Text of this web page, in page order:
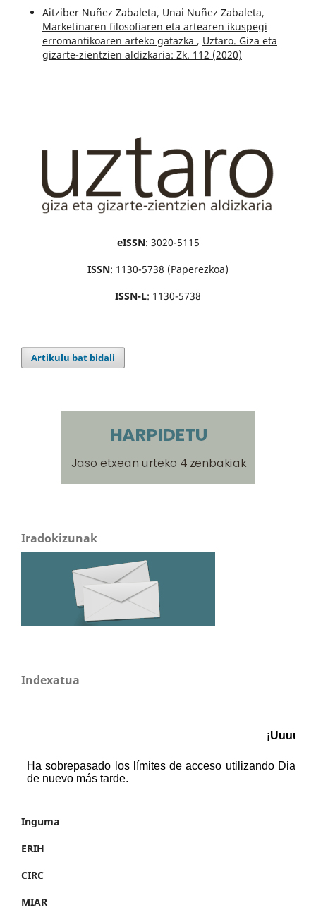
Aitziber Nuñez Zabaleta, Unai Nuñez Zabaleta,
Marketinaren filosofiaren eta artearen ikuspegi
erromantikoaren arteko gatazka , Uztaro. Giza eta
gizarte-zientzien aldizkaria: Zk. 112 (2020)
eISSN: 3020-5115
ISSN: 1130-5738 (Paperezkoa)
ISSN-L: 1130-5738
Artikulu bat bidali
Iradokizunak
Indexatua
Inguma
ERIH
CIRC
MIAR